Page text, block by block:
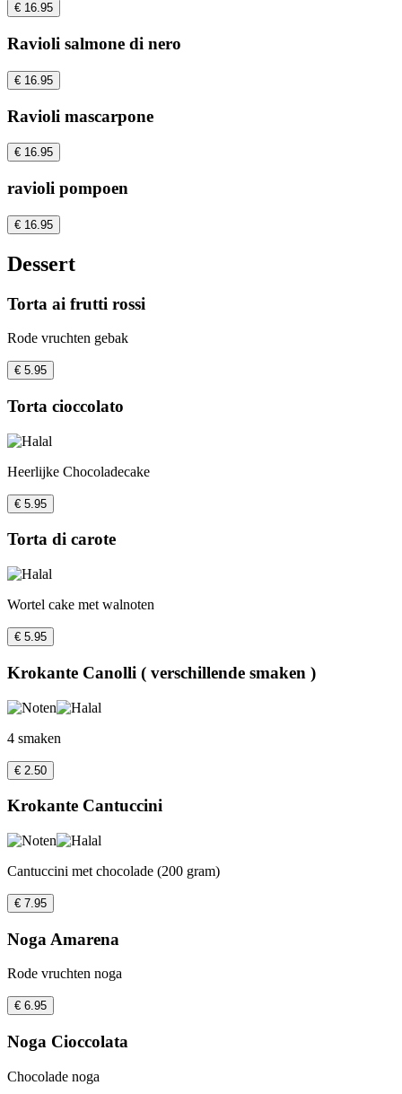
€ 16.95
Ravioli salmone di nero
€ 16.95
Ravioli mascarpone
€ 16.95
ravioli pompoen
€ 16.95
Dessert
Torta ai frutti rossi
Rode vruchten gebak
€ 5.95
Torta cioccolato
Heerlijke Chocoladecake
€ 5.95
Torta di carote
Wortel cake met walnoten
€ 5.95
Krokante Canolli ( verschillende smaken )
4 smaken
€ 2.50
Krokante Cantuccini
Cantuccini met chocolade (200 gram)
€ 7.95
Noga Amarena
Rode vruchten noga
€ 6.95
Noga Cioccolata
Chocolade noga